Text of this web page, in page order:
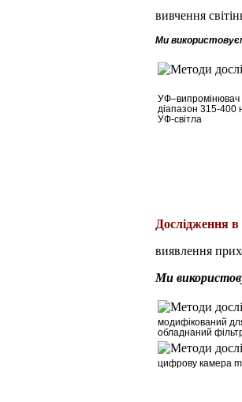
вивчення
Ми
УФ–
діапазон 315-400
УФ-світла
Дослідження в
виявлення
Ми
модифікований
обладнаний
цифрову камера